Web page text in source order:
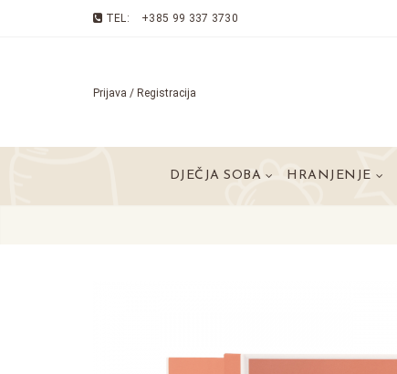
TEL: +385 99 337 3730
Prijava / Registracija
DJEČJA SOBA HRANJENJE